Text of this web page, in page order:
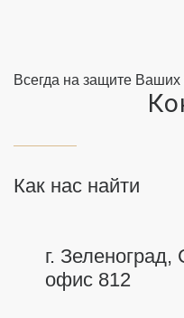
Всегда на защите Ваших
Как нас найти
г. Зеленоград,
офис 812